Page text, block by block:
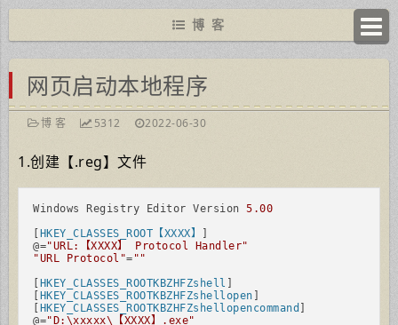
博 客
网页启动本地程序
博 客 5312 2022-06-30
1.创建【.reg】文件
Windows Registry Editor Version 5.00
HKEY_CLASSES_ROOT【XXXX】
@="URL:【XXXX】 Protocol Handler"
"URL Protocol"= ""
HKEY_CLASSES_ROOTKBZHFZshell
HKEY_CLASSES_ROOTKBZHFZshellopen
HKEY_CLASSES_ROOTKBZHFZshellopencommand
@="D:\xxxxx\【XXXX】.exe"